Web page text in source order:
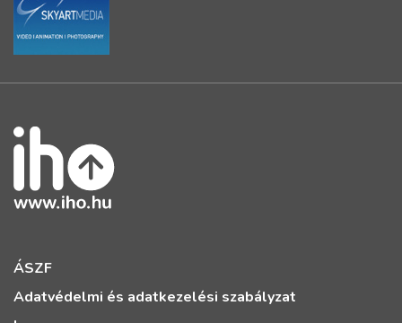
ÁSZF
Adatvédelmi és adatkezelési szabályzat